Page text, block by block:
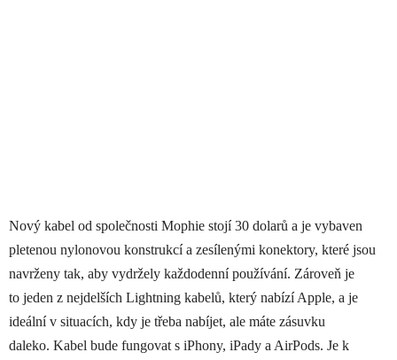
Nový kabel od společnosti Mophie stojí 30 dolarů a je vybaven
pletenou nylonovou konstrukcí a zesílenými konektory, které jsou
navrženy tak, aby vydržely každodenní používání. Zároveň je
to jeden z nejdelších Lightning kabelů, který nabízí Apple, a je
ideální v situacích, kdy je třeba nabíjet, ale máte zásuvku
daleko. Kabel bude fungovat s iPhony, iPady a AirPods. Je k